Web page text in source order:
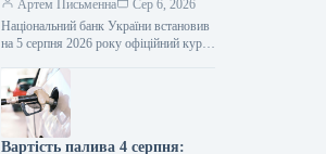
Мінфін
Артем Письменна
Сер 6, 2026
Національний банк України встановив
на 5 серпня 2026 року офіційний курс
чином, порівняно з…
Вартість палива 4 серпня: